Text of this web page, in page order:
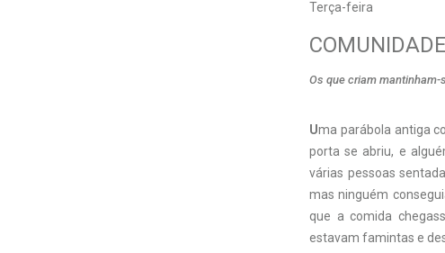
Terça-feira
COMUNIDADE
Os que criam
Uma parábola antiga
porta se abriu, e
várias pessoas
mas ninguém
que a comida
estavam famintas e